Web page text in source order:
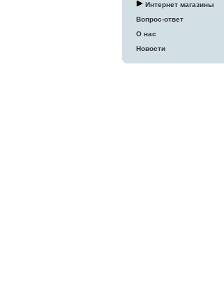
Интернет магазины
Вопрос-ответ
О нас
Новости